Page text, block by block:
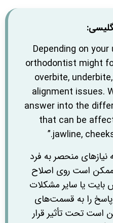
“Depending on
orthodontist might
overbite,
alignment issues.
answer into the
that can be
jawline,
نیازهای منحصر به فرد
ممکن است روی اصلاح
بایت یا سایر مشکلات
پاسخ را به قسمت‌های
تحت تأثیر قرار